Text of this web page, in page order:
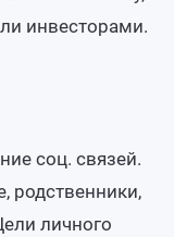
инвесторами.
соц. связей.
родственники,
личного